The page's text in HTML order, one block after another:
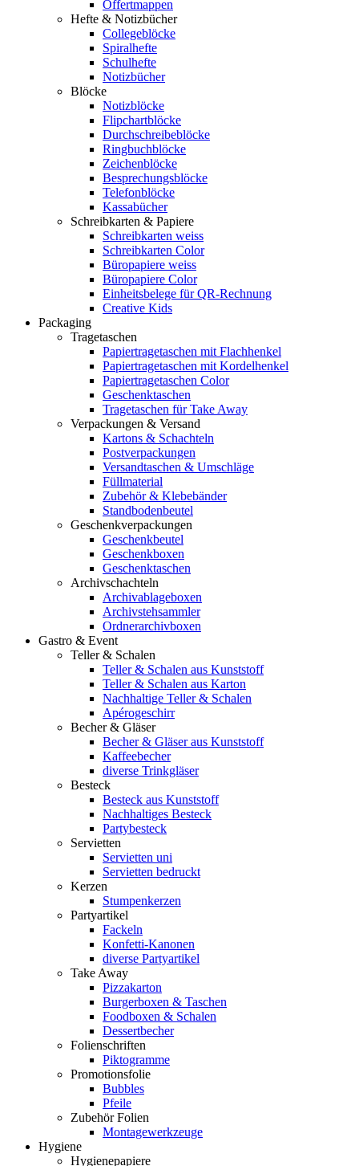
Offertmappen
Hefte & Notizbücher
Collegeblöcke
Spiralhefte
Schulhefte
Notizbücher
Blöcke
Notizblöcke
Flipchartblöcke
Durchschreibeblöcke
Ringbuchblöcke
Zeichenblöcke
Besprechungsblöcke
Telefonblöcke
Kassabücher
Schreibkarten & Papiere
Schreibkarten weiss
Schreibkarten Color
Büropapiere weiss
Büropapiere Color
Einheitsbelege für QR-Rechnung
Creative Kids
Packaging
Tragetaschen
Papiertragetaschen mit Flachhenkel
Papiertragetaschen mit Kordelhenkel
Papiertragetaschen Color
Geschenktaschen
Tragetaschen für Take Away
Verpackungen & Versand
Kartons & Schachteln
Postverpackungen
Versandtaschen & Umschläge
Füllmaterial
Zubehör & Klebebänder
Standbodenbeutel
Geschenkverpackungen
Geschenkbeutel
Geschenkboxen
Geschenktaschen
Archivschachteln
Archivablageboxen
Archivstehsammler
Ordnerarchivboxen
Gastro & Event
Teller & Schalen
Teller & Schalen aus Kunststoff
Teller & Schalen aus Karton
Nachhaltige Teller & Schalen
Apérogeschirr
Becher & Gläser
Becher & Gläser aus Kunststoff
Kaffeebecher
diverse Trinkgläser
Besteck
Besteck aus Kunststoff
Nachhaltiges Besteck
Partybesteck
Servietten
Servietten uni
Servietten bedruckt
Kerzen
Stumpenkerzen
Partyartikel
Fackeln
Konfetti-Kanonen
diverse Partyartikel
Take Away
Pizzakarton
Burgerboxen & Taschen
Foodboxen & Schalen
Dessertbecher
Folienschriften
Piktogramme
Promotionsfolie
Bubbles
Pfeile
Zubehör Folien
Montagewerkzeuge
Hygiene
Hygienepapiere